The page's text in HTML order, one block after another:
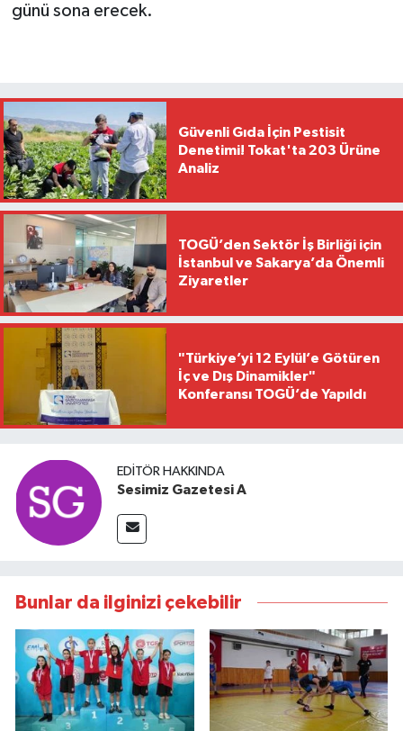
günü sona erecek.
Güvenli Gıda İçin Pestisit
Denetimi! Tokat'ta 203 Ürüne
Analiz
TOGÜ’den Sektör İş Birliği için
İstanbul ve Sakarya’da Önemli
Ziyaretler
"Türkiye’yi 12 Eylül’e Götüren
İç ve Dış Dinamikler"
Konferansı TOGÜ’de Yapıldı
EDITÖR HAKKINDA
Sesimiz Gazetesi A
Bunlar da ilginizi çekebilir